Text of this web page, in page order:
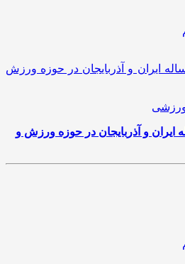
ورزشی
و آذربایجان در حوزه ورزش و